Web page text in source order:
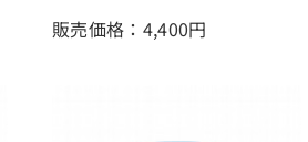
販売価格：4,400円